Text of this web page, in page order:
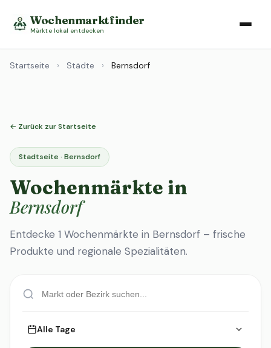
Wochenmarktfinder
Märkte lokal entdecken
Startseite › Städte › Bernsdorf
← Zurück zur Startseite
Stadtseite · Bernsdorf
Wochenmärkte in
Bernsdorf
Entdecke 1 Wochenmärkte in Bernsdorf – frische
Produkte und regionale Spezialitäten.
Alle Tage